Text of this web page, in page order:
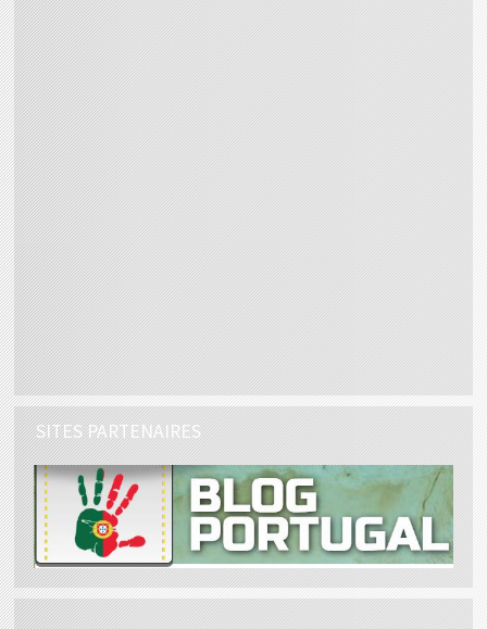
SITES PARTENAIRES